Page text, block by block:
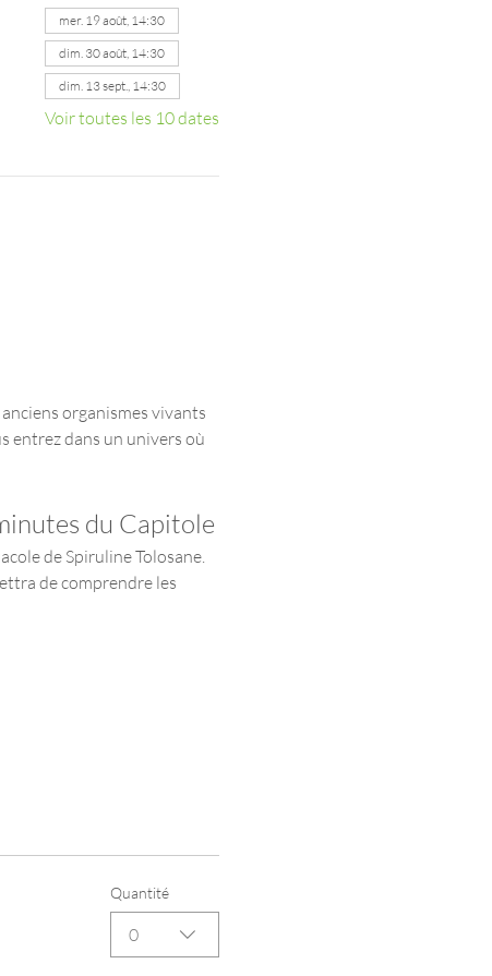
mer. 19 août, 14:30
dim. 30 août, 14:30
dim. 13 sept., 14:30
Voir toutes les 10 dates
organismes vivants
entrez dans un univers où
du Capitole
de Spiruline Tolosane.
de comprendre les
Quantité
0